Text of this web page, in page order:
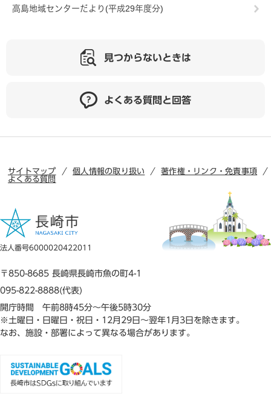
高島地域センターだより(平成29年度分)
見つからないときは
よくある質問と回答
サイトマップ 個人情報の取り扱い
著作権・リンク・免責事項
よくある質問
法人番号6000020422011
〒850-8685 長崎県長崎市魚の町4-1
095-822-8888(代表)
開庁時間 午前8時45分～午後5時30分
※土曜日・日曜日・祝日・12月29日～翌年1月3日を除きます。
なお、施設・部署によって異なる場合があります。